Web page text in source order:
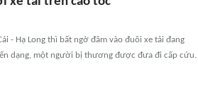
- Hạ Long thì bất ngờ đâm vào đuôi xe tải đang
dạng, một người bị thương được đưa đi cấp cứu.